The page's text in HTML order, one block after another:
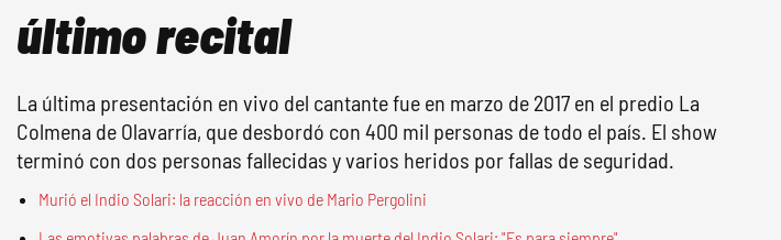
último recital
La última presentación en vivo del cantante fue en marzo de 2017 en el predio La
Colmena de Olavarría, que desbordó con 400 mil personas de todo el país. El show
terminó con dos personas fallecidas y varios heridos por fallas de seguridad.
Murió el Indio Solari: la reacción en vivo de Mario Pergolini